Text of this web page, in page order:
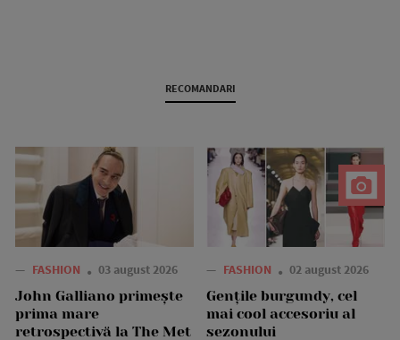
RECOMANDARI
— FASHION 03 august 2026
John Galliano primește
prima mare
retrospectivă la The Met
— FASHION 02 august 2026
Gențile burgundy, cel
mai cool accesoriu al
sezonului